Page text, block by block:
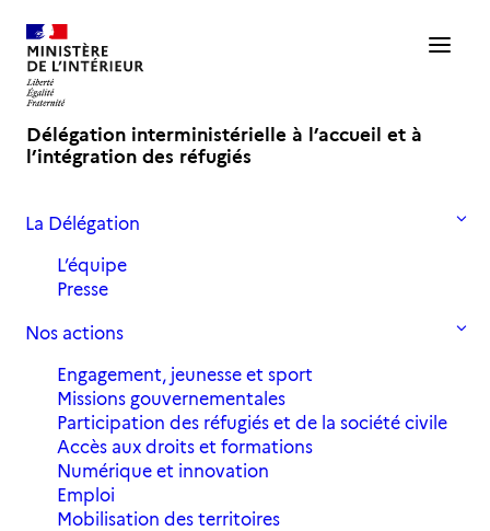
Délégation interministérielle à l’accueil et à
l’intégration des réfugiés
La Délégation
L’équipe
Presse
Nos actions
Engagement, jeunesse et sport
Missions gouvernementales
Participation des réfugiés et de la société civile
Accès aux droits et formations
Numérique et innovation
Emploi
Mobilisation des territoires
Accueil›Portrait ›
#6 Portrait – Lauréat de
l’Académie : Elfatih
“Je me sentais bien ici, c’était ma place”.
Découvrez le parcours d'Elfatih, lauréat
de l’Académie.